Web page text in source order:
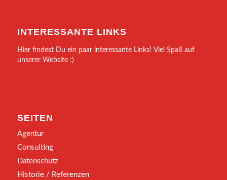
INTERESSANTE LINKS
Hier findest Du ein paar interessante Links! Viel Spaß auf
unserer Website :)
SEITEN
Agentur
Consulting
Datenschutz
Historie / Referenzen